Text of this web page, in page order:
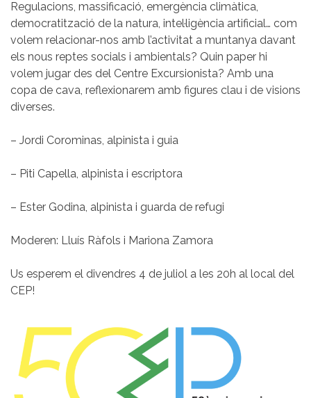
Regulacions, massificació, emergència climàtica,
democratització de la natura, intel·ligència artificial… com
volem relacionar-nos amb l’activitat a muntanya davant
els nous reptes socials i ambientals? Quin paper hi
volem jugar des del Centre Excursionista? Amb una
copa de cava, reflexionarem amb figures clau i de visions
diverses.
– Jordi Corominas, alpinista i guia
– Piti Capella, alpinista i escriptora
– Ester Godina, alpinista i guarda de refugi
Moderen: Lluís Ràfols i Mariona Zamora
Us esperem el divendres 4 de juliol a les 20h al local del
CEP!